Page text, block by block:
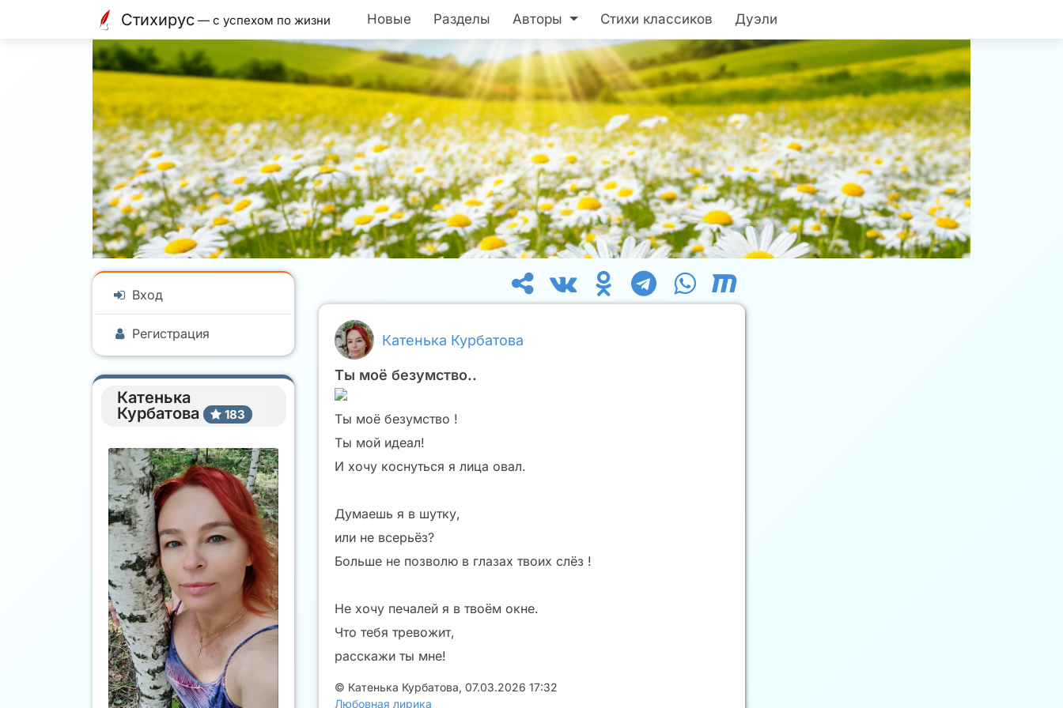
Стихирус — с успехом по жизни Новые Разделы Авторы Стихи классиков Дуэли
Вход
Регистрация
Катенька
Курбатова
183
Катенька Курбатова
Ты моё безумство..
Ты моё безумство !
Ты мой идеал!
И хочу коснуться я лица овал.
Думаешь я в шутку,
или не всерьёз?
Больше не позволю в глазах твоих слёз !
Не хочу печалей я в твоём окне.
Что тебя тревожит,
расскажи ты мне!
© Катенька Курбатова, 07.03.2026 17:32
Любовная лирика